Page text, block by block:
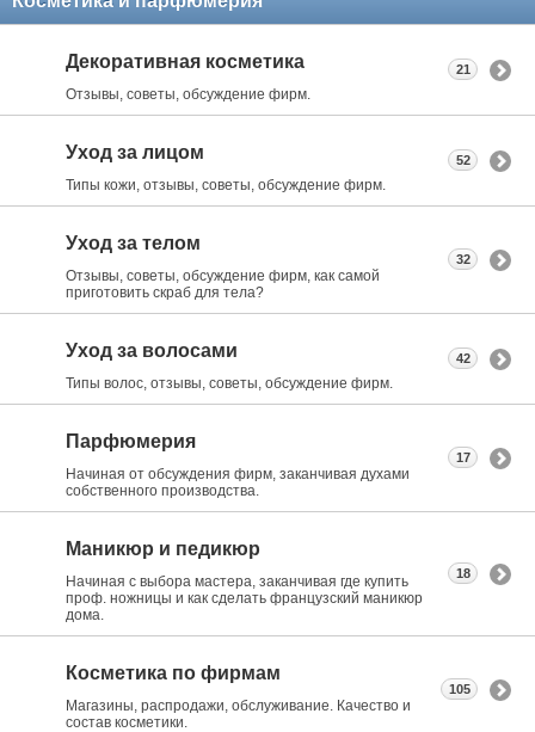
Декоративная косметика
Отзывы, советы, обсуждение фирм.
21
Уход за лицом
Типы кожи, отзывы, советы, обсуждение фирм.
52
Уход за телом
Отзывы, советы, обсуждение фирм, как самой
приготовить скраб для тела?
32
Уход за волосами
Типы волос, отзывы, советы, обсуждение фирм.
42
Парфюмерия
Начиная от обсуждения фирм, заканчивая духами
собственного производства.
17
Маникюр и педикюр
Начиная с выбора мастера, заканчивая где купить
проф. ножницы и как сделать французский маникюр
дома.
18
Косметика по фирмам
Магазины, распродажи, обслуживание. Качество и
состав косметики.
105